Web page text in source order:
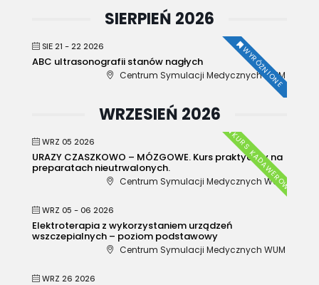
SIERPIEŃ 2026
SIE 21 - 22 2026 WYRÓŻNIONE
ABC ultrasonografii stanów nagłych
Centrum Symulacji Medycznych WUM
WRZESIEŃ 2026
WRZ 05 2026 KURS KADAWEROWY
URAZY CZASZKOWO – MÓZGOWE. Kurs praktyczny na
preparatach nieutrwalonych.
Centrum Symulacji Medycznych WUM
WRZ 05 - 06 2026
Elektroterapia z wykorzystaniem urządzeń
wszczepialnych – poziom podstawowy
Centrum Symulacji Medycznych WUM
WRZ 26 2026